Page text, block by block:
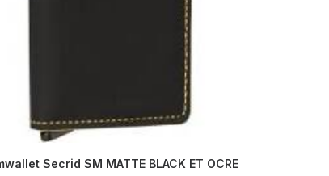
Secrid SM MATTE BLACK ET OCRE